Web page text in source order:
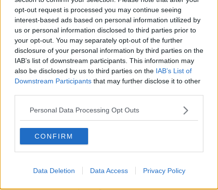
opt-out request is processed you may continue seeing
interest-based ads based on personal information utilized by
us or personal information disclosed to third parties prior to
your opt-out. You may separately opt-out of the further
disclosure of your personal information by third parties on the
IAB’s list of downstream participants. This information may
also be disclosed by us to third parties on the IAB’s List of
Downstream Participants that may further disclose it to other
Personal Data Processing Opt Outs
CONFIRM
Data Deletion Data Access Privacy Policy
La maternità
​L’uomo o l’orso?
Non hanno un amico a teatro​
​Tutta una questione di rispetto
​Cose che ci esauriscono
​Vespa che passione!
​Lasciate ai vostri figli il diritto di piangere
​Parole d’amore regalate al vento
​Saper pazientare
​Giornata del Fiocchetto Lilla
​Venerdì emozionalmente sostenibile
Ma ti ascolti?
Contornati di persone che…
Non dare niente per scontato
Quarta tappa nelle personalità: il narcisista
​Nuovi arrivi!